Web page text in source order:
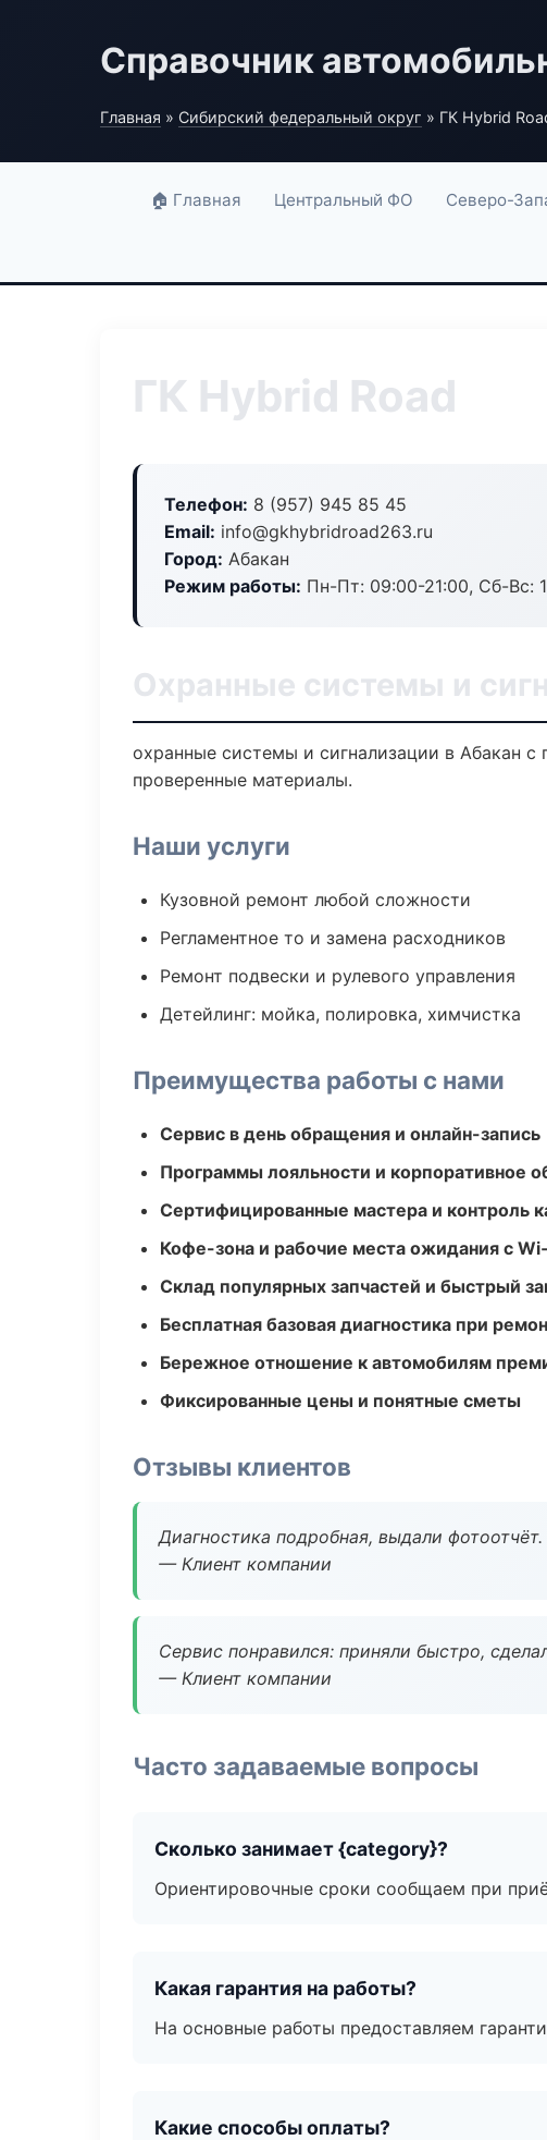
Справочник
Главная » Сибирский федеральный округ » ГК Hybrid
🏠 Главная Центральный ФО Северо-
ГК Hybrid Road
Телефон: 8 (957) 945 85 45
Email: info@gkhybridroad263.ru
Город: Абакан
Режим работы: Пн-Пт: 09:00-21:00, Сб-Вс:
Охранные системы и
охранные системы и сигнализации в Абакан с
проверенные материалы.
Наши услуги
Кузовной ремонт любой сложности
Регламентное то и замена расходников
Ремонт подвески и рулевого управления
Детейлинг: мойка, полировка, химчистка
Преимущества работы с нами
Сервис в день обращения и онлайн-запись
Программы лояльности и корпоративное
Сертифицированные мастера и контроль
Кофе-зона и рабочие места ожидания с
Склад популярных запчастей и быстрый
Бесплатная базовая диагностика при
Бережное отношение к автомобилям
Фиксированные цены и понятные сметы
Отзывы клиентов
Диагностика подробная, выдали
— Клиент компании
Сервис понравился: приняли быстро,
— Клиент компании
Часто задаваемые вопросы
Сколько занимает {category}?
Ориентировочные сроки сообщаем при
Какая гарантия на работы?
На основные работы предоставляем
Какие способы оплаты?